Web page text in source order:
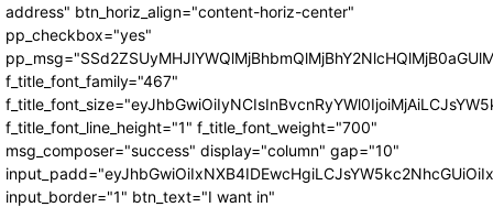
address" btn_horiz_align="content-horiz-center"
pp_checkbox="yes"
f_title_font_family="467"
f_title_font_line_height="1" f_title_font_weight="700"
msg_composer="success" display="column" gap="10"
input_border="1" btn_text="I want in"